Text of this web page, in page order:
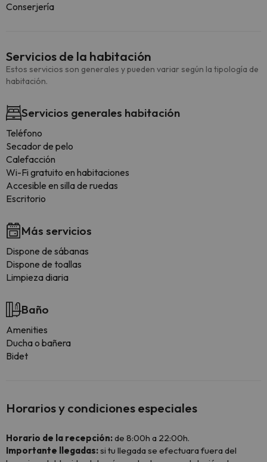
Conserjería
Servicios de la habitación
Estos servicios son generales y pueden variar según la tipología de
habitación.
Servicios generales habitación
Teléfono
Secador de pelo
Calefacción
Wi-Fi gratuito en habitaciones
Accesible en silla de ruedas
Escritorio
Más servicios
Dispone de sábanas
Dispone de toallas
Limpieza diaria
Baño
Amenities
Ducha o bañera
Bidet
Horarios y condiciones especiales
Horario de la recepción:de 8:00h a 22:00h.
Importante llegadas:si tu llegada se efectuara fuera del